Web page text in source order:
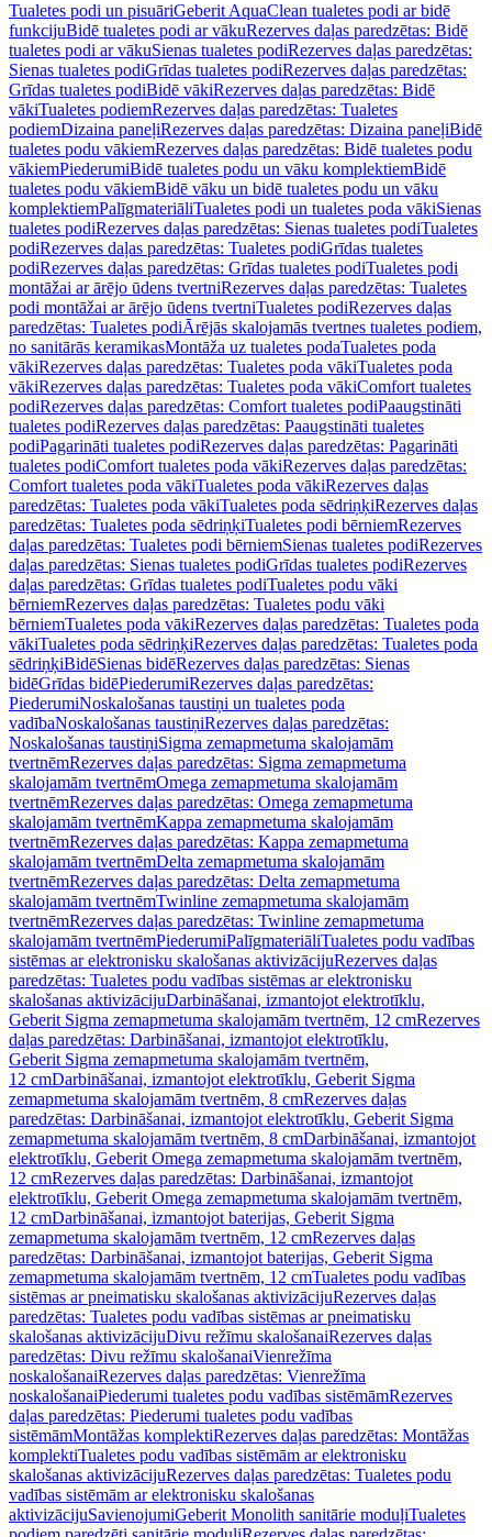
Tualetes podi un pisuāriGeberit AquaClean tualetes podi ar bidē
funkcijuBidē tualetes podi ar vākuRezerves daļas paredzētas: Bidē
tualetes podi ar vākuSienas tualetes podiRezerves daļas paredzētas:
Sienas tualetes podiGrīdas tualetes podiRezerves daļas paredzētas:
Grīdas tualetes podiBidē vākiRezerves daļas paredzētas: Bidē
vākiTualetes podiemRezerves daļas paredzētas: Tualetes
podiemDizaina paneļiRezerves daļas paredzētas: Dizaina paneļiBidē
tualetes podu vākiemRezerves daļas paredzētas: Bidē tualetes podu
vākiemPiederumiBidē tualetes podu un vāku komplektiemBidē
tualetes podu vākiemBidē vāku un bidē tualetes podu un vāku
komplektiemPalīgmateriāliTualetes podi un tualetes poda vākiSienas
tualetes podiRezerves daļas paredzētas: Sienas tualetes podiTualetes
podiRezerves daļas paredzētas: Tualetes podiGrīdas tualetes
podiRezerves daļas paredzētas: Grīdas tualetes podiTualetes podi
montāžai ar ārējo ūdens tvertniRezerves daļas paredzētas: Tualetes
podi montāžai ar ārējo ūdens tvertniTualetes podiRezerves daļas
paredzētas: Tualetes podiĀrējās skalojamās tvertnes tualetes podiem,
no sanitārās keramikasMontāža uz tualetes podaTualetes poda
vākiRezerves daļas paredzētas: Tualetes poda vākiTualetes poda
vākiRezerves daļas paredzētas: Tualetes poda vākiComfort tualetes
podiRezerves daļas paredzētas: Comfort tualetes podiPaaugstināti
tualetes podiRezerves daļas paredzētas: Paaugstināti tualetes
podiPagarināti tualetes podiRezerves daļas paredzētas: Pagarināti
tualetes podiComfort tualetes poda vākiRezerves daļas paredzētas:
Comfort tualetes poda vākiTualetes poda vākiRezerves daļas
paredzētas: Tualetes poda vākiTualetes poda sēdriņķiRezerves daļas
paredzētas: Tualetes poda sēdriņķiTualetes podi bērniemRezerves
daļas paredzētas: Tualetes podi bērniemSienas tualetes podiRezerves
daļas paredzētas: Sienas tualetes podiGrīdas tualetes podiRezerves
daļas paredzētas: Grīdas tualetes podiTualetes podu vāki
bērniemRezerves daļas paredzētas: Tualetes podu vāki
bērniemTualetes poda vākiRezerves daļas paredzētas: Tualetes poda
vākiTualetes poda sēdriņķiRezerves daļas paredzētas: Tualetes poda
sēdriņķiBidēSienas bidēRezerves daļas paredzētas: Sienas
bidēGrīdas bidēPiederumiRezerves daļas paredzētas:
PiederumiNoskalošanas taustiņi un tualetes poda
vadībaNoskalošanas taustiņiRezerves daļas paredzētas:
Noskalošanas taustiņiSigma zemapmetuma skalojamām
tvertnēmRezerves daļas paredzētas: Sigma zemapmetuma
skalojamām tvertnēmOmega zemapmetuma skalojamām
tvertnēmRezerves daļas paredzētas: Omega zemapmetuma
skalojamām tvertnēmKappa zemapmetuma skalojamām
tvertnēmRezerves daļas paredzētas: Kappa zemapmetuma
skalojamām tvertnēmDelta zemapmetuma skalojamām
tvertnēmRezerves daļas paredzētas: Delta zemapmetuma
skalojamām tvertnēmTwinline zemapmetuma skalojamām
tvertnēmRezerves daļas paredzētas: Twinline zemapmetuma
skalojamām tvertnēmPiederumiPalīgmateriāliTualetes podu vadības
sistēmas ar elektronisku skalošanas aktivizācijuRezerves daļas
paredzētas: Tualetes podu vadības sistēmas ar elektronisku
skalošanas aktivizācijuDarbināšanai, izmantojot elektrotīklu,
Geberit Sigma zemapmetuma skalojamām tvertnēm, 12 cmRezerves
daļas paredzētas: Darbināšanai, izmantojot elektrotīklu,
Geberit Sigma zemapmetuma skalojamām tvertnēm,
12 cmDarbināšanai, izmantojot elektrotīklu, Geberit Sigma
zemapmetuma skalojamām tvertnēm, 8 cmRezerves daļas
paredzētas: Darbināšanai, izmantojot elektrotīklu, Geberit Sigma
zemapmetuma skalojamām tvertnēm, 8 cmDarbināšanai, izmantojot
elektrotīklu, Geberit Omega zemapmetuma skalojamām tvertnēm,
12 cmRezerves daļas paredzētas: Darbināšanai, izmantojot
elektrotīklu, Geberit Omega zemapmetuma skalojamām tvertnēm,
12 cmDarbināšanai, izmantojot baterijas, Geberit Sigma
zemapmetuma skalojamām tvertnēm, 12 cmRezerves daļas
paredzētas: Darbināšanai, izmantojot baterijas, Geberit Sigma
zemapmetuma skalojamām tvertnēm, 12 cmTualetes podu vadības
sistēmas ar pneimatisku skalošanas aktivizācijuRezerves daļas
paredzētas: Tualetes podu vadības sistēmas ar pneimatisku
skalošanas aktivizācijuDivu režīmu skalošanaiRezerves daļas
paredzētas: Divu režīmu skalošanaiVienrežīma
noskalošanaiRezerves daļas paredzētas: Vienrežīma
noskalošanaiPiederumi tualetes podu vadības sistēmāmRezerves
daļas paredzētas: Piederumi tualetes podu vadības
sistēmāmMontāžas komplektiRezerves daļas paredzētas: Montāžas
komplektiTualetes podu vadības sistēmām ar elektronisku
skalošanas aktivizācijuRezerves daļas paredzētas: Tualetes podu
vadības sistēmām ar elektronisku skalošanas
aktivizācijuSavienojumiGeberit Monolith sanitārie moduļiTualetes